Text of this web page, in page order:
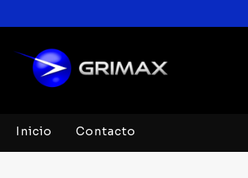
Inicio Contacto